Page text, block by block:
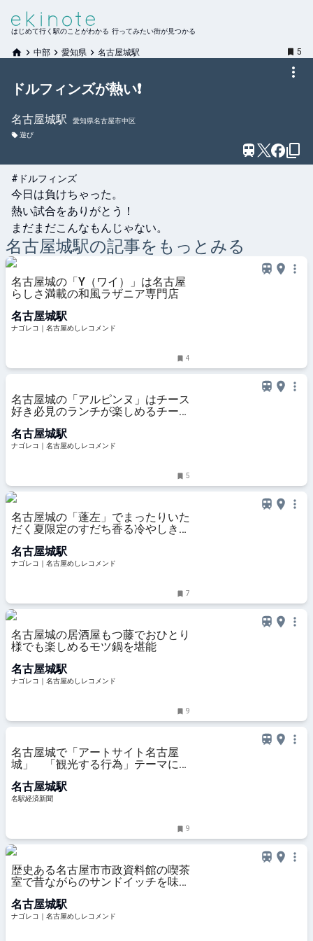
はじめて行く駅のことがわかる 行ってみたい街が見つかる
中部 愛知県 名古屋城駅 5
ドルフィンズが熱い❗️
名古屋城駅
愛知県名古屋市中区
遊び
#ドルフィンズ
今日は負けちゃった。
熱い試合をありがとう！
まだまだこんなもんじゃない。
名古屋城駅の記事をもっとみる
名古屋城の「Y（ワイ）」は名古屋
らしさ満載の和風ラザニア専門店
名古屋城駅
ナゴレコ｜名古屋めしレコメンド
4
名古屋城の「アルピンヌ」はチース
好き必見のランチが楽しめるチーズ
名古屋城駅
ナゴレコ｜名古屋めしレコメンド
5
名古屋城の「蓬左」でまったりいた
だく夏限定のすだち香る冷やしきし
名古屋城駅
ナゴレコ｜名古屋めしレコメンド
7
名古屋城の居酒屋もつ藤でおひとり
様でも楽しめるモツ鍋を堪能
名古屋城駅
ナゴレコ｜名古屋めしレコメンド
9
名古屋城で「アートサイト名古屋
城」 「観光する行為」テーマに制
名古屋城駅
名駅経済新聞
9
歴史ある名古屋市市政資料館の喫茶
室で昔ながらのサンドイッチを味わ
名古屋城駅
ナゴレコ｜名古屋めしレコメンド